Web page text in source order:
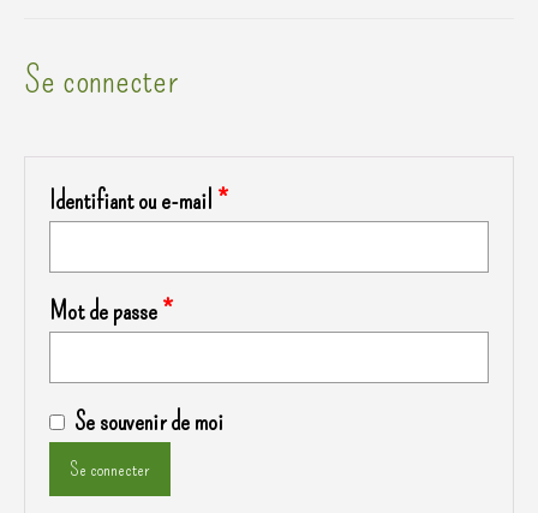
Se connecter
Identifiant ou e-mail *Obligatoire
Mot de passe*Obligatoire
Se souvenir de moi
Se connecter